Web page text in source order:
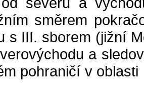
směrem
s III. sborem (jižní
a
pohraničí v